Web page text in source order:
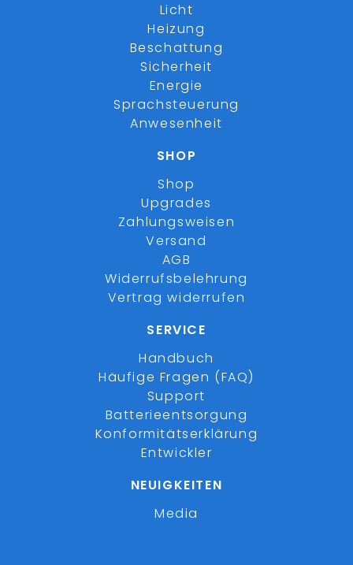
Licht
Heizung
Beschattung
Sicherheit
Energie
Sprachsteuerung
Anwesenheit
SHOP
Shop
Upgrades
Zahlungsweisen
Versand
AGB
Widerrufsbelehrung
Vertrag widerrufen
SERVICE
Handbuch
Häufige Fragen (FAQ)
Support
Batterieentsorgung
Konformitätserklärung
Entwickler
NEUIGKEITEN
Media